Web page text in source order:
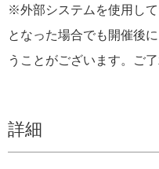
※外部システムを使用し
となった場合でも開催後
うことがございます。ご了
詳細